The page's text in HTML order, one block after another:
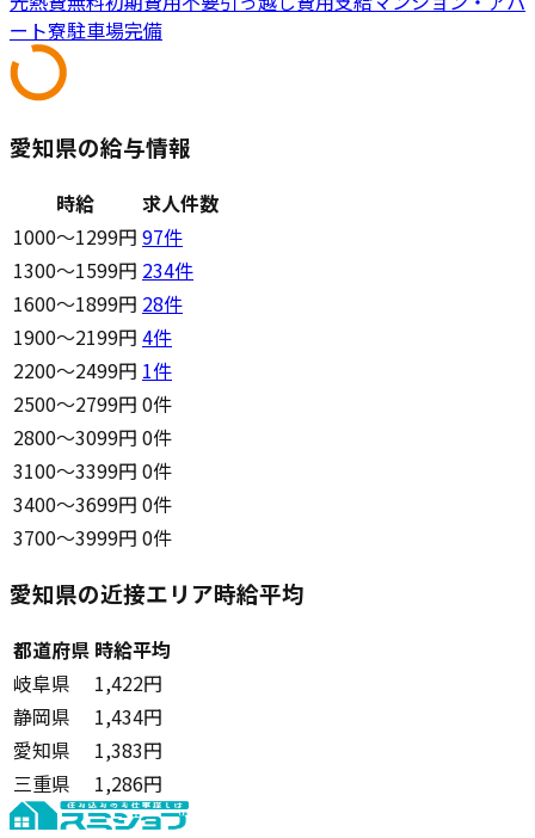
ート寮駐車場完備
愛知県の給与情報
時給
求人件数
1000〜1299円 97件
1300〜1599円 234件
1600〜1899円 28件
1900〜2199円 4件
2200〜2499円 1件
2500〜2799円 0件
2800〜3099円 0件
3100〜3399円 0件
3400〜3699円 0件
3700〜3999円 0件
愛知県の近接エリア時給平均
都道府県 時給平均
岐阜県
1,422円
静岡県
1,434円
愛知県
1,383円
三重県
1,286円